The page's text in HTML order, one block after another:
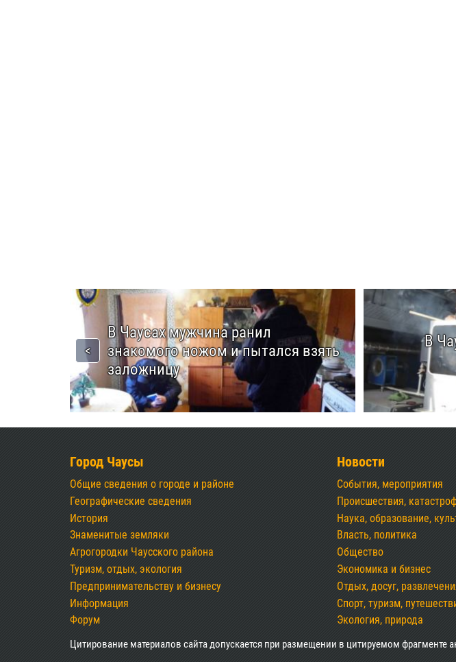
В Чаусах мужчина ранил
знакомого ножом и пытался взять
заложницу
В
Город Чаусы
Общие сведения о городе и районе
Географические сведения
История
Знаменитые земляки
Агрогородки Чаусского района
Туризм, отдых, экология
Предпринимательству и бизнесу
Информация
Форум
Новости
События, мероприятия
Происшествия,
Наука, образование,
Власть, политика
Общество
Экономика и бизнес
Отдых, досуг,
Спорт, туризм,
Экология, природа
Цитирование материалов сайта допускается при размещении в цитируемом